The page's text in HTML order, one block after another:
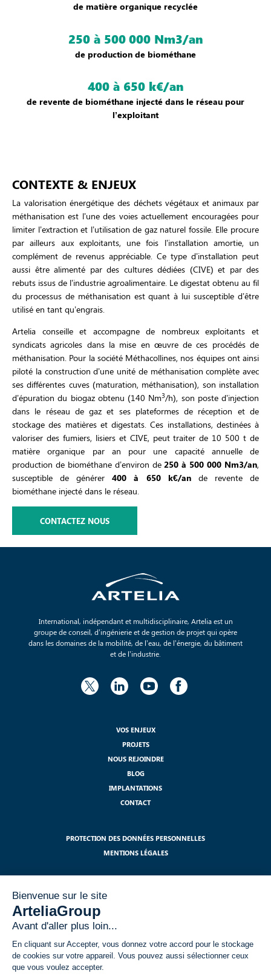
de matière organique recyclée
250 à 500 000 Nm3/an
de production de biométhane
400 à 650 k€/an
de revente de biométhane injecté dans le réseau pour
l’exploitant
CONTEXTE & ENJEUX
La valorisation énergétique des déchets végétaux et animaux par
méthanisation est l’une des voies actuellement encouragées pour
limiter l’extraction et l’utilisation de gaz naturel fossile. Elle procure
par ailleurs aux exploitants, une fois l’installation amortie, un
complément de revenus appréciable. Ce type d’installation peut
aussi être alimenté par des cultures dédiées (CIVE) et par des
rebuts issus de l’industrie agroalimentaire. Le digestat obtenu au fil
du processus de méthanisation est quant à lui susceptible d’être
utilisé en tant qu’engrais.
Artelia conseille et accompagne de nombreux exploitants et
syndicats agricoles dans la mise en œuvre de ces procédés de
méthanisation. Pour la société Méthacollines, nos équipes ont ainsi
piloté la construction d’une unité de méthanisation complète avec
ses différentes cuves (maturation, méthanisation), son installation
d’épuration du biogaz obtenu (140 Nm3/h), son poste d’injection
dans le réseau de gaz et ses plateformes de réception et de
stockage des matières et digestats. Ces installations, destinées à
valoriser des fumiers, lisiers et CIVE, peut traiter de 10 500 t de
matière organique par an pour une capacité annuelle de
production de biométhane d’environ de250 à 500 000 Nm3/an,
susceptible de générer400 à 650 k€/ande revente de
biométhane injecté dans le réseau.
CONTACTEZ NOUS
International, indépendant et multidisciplinaire, Artelia est un
groupe de conseil, d’ingénierie et de gestion de projet qui opère
dans les domaines de la mobilité, de l’eau, de l’énergie, du bâtiment
et de l’industrie.
VOS ENJEUX
PROJETS
NOUS REJOINDRE
BLOG
IMPLANTATIONS
CONTACT
PROTECTION DES DONNÉES PERSONNELLES
MENTIONS LÉGALES
S'ABONNER À NOTRE NEWSLETTER